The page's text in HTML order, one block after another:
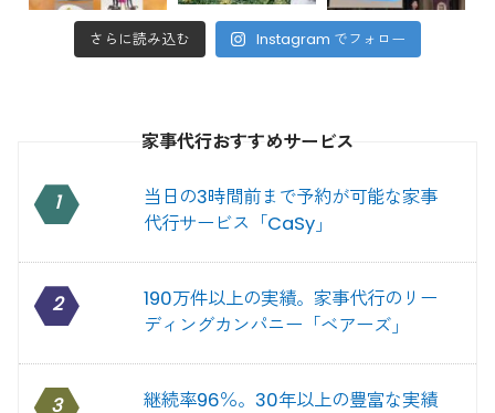
さらに読み込む Instagram でフォロー
家事代行おすすめサービス
1
当日の3時間前まで予約が可能な家事
代行サービス「CaSy」
2
190万件以上の実績。家事代行のリー
ディングカンパニー「ベアーズ」
3 継続率96％。30年以上の豊富な実績